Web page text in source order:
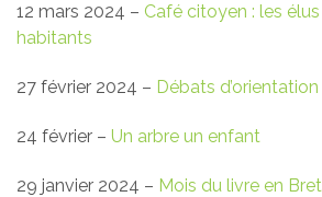
12 mars 2024 – Café citoyen : les
habitants
27 février 2024 – Débats
24 février – Un arbre un enfant
29 janvier 2024 – Mois du livre en